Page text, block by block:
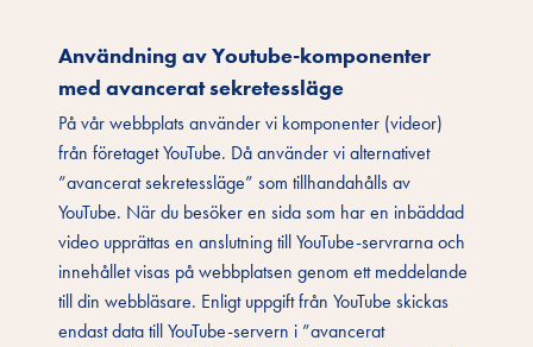
Användning av Youtube-komponenter
med avancerat sekretessläge
På vår webbplats använder vi komponenter (videor)
från företaget YouTube. Då använder vi alternativet
”avancerat sekretessläge” som tillhandahålls av
YouTube. När du besöker en sida som har en inbäddad
video upprättas en anslutning till YouTube-servrarna och
innehållet visas på webbplatsen genom ett meddelande
till din webbläsare. Enligt uppgift från YouTube skickas
endast data till YouTube-servern i ”avancerat